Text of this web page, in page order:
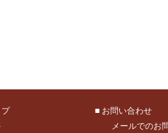
■ お問い合わせ
メールでのお